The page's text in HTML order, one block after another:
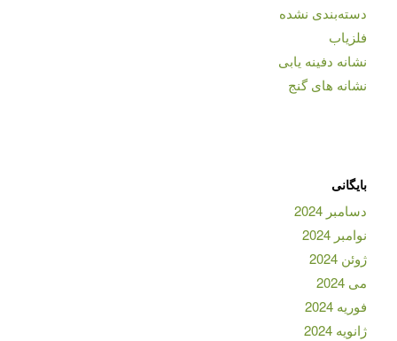
دسته‌بندی نشده
فلزیاب
نشانه دفینه یابی
نشانه های گنج
بایگانی
دسامبر 2024
نوامبر 2024
ژوئن 2024
می 2024
فوریه 2024
ژانویه 2024